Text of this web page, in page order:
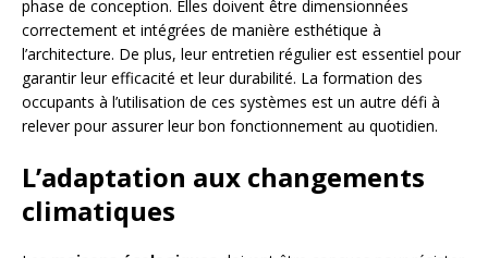
phase de conception. Elles doivent être dimensionnées
correctement et intégrées de manière esthétique à
l’architecture. De plus, leur entretien régulier est essentiel pour
garantir leur efficacité et leur durabilité. La formation des
occupants à l’utilisation de ces systèmes est un autre défi à
relever pour assurer leur bon fonctionnement au quotidien.
L’adaptation aux changements
climatiques